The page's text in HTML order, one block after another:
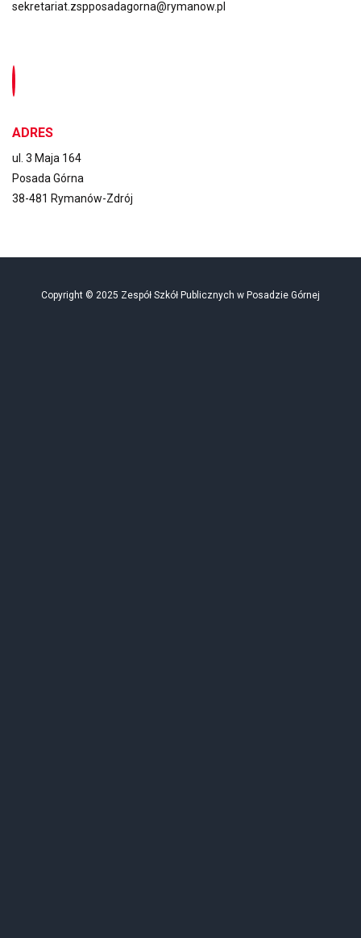
sekretariat.zspposadagorna@rymanow.pl
ADRES
ul. 3 Maja 164
Posada Górna
38-481 Rymanów-Zdrój
Copyright © 2025 Zespół Szkół Publicznych w Posadzie Górnej